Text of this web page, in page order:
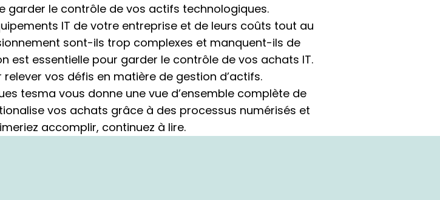
garder le contrôle de vos actifs technologiques.
IT de votre entreprise et de leurs coûts tout au
sont-ils trop complexes et manquent-ils de
est essentielle pour garder le contrôle de vos achats IT.
relever vos défis en matière de gestion d’actifs.
tesma vous donne une vue d’ensemble complète de
vos achats grâce à des processus numérisés et
accomplir, continuez à lire.